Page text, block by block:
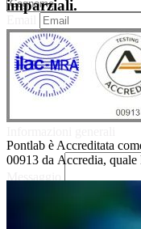
imparziali.
Pontlab è Accreditata
00913 da Accredia,
Richiesta